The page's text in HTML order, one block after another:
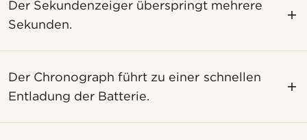
Der Sekundenzeiger überspringt mehrere
Sekunden.
Der Chronograph führt zu einer schnellen
Entladung der Batterie.